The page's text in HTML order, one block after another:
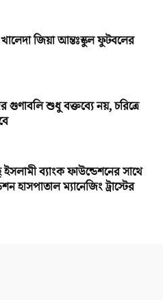
জিয়া আন্তঃস্কুল ফুটবলের
গুণাবলি শুধু বক্তব্যে নয়, চরিত্রে
ব্যাংক ফাউন্ডেশনের সাথে
হাসপাতাল ম্যানেজিং ট্রাস্টের